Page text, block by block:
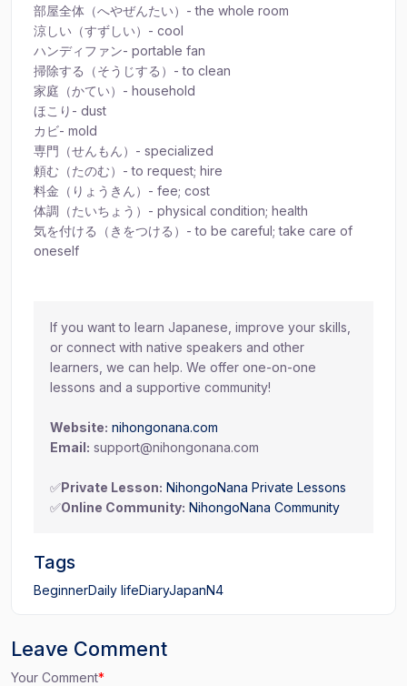
部屋全体（へやぜんたい）- the whole room
涼しい（すずしい）- cool
ハンディファン- portable fan
掃除する（そうじする）- to clean
家庭（かてい）- household
ほこり- dust
カビ- mold
専門（せんもん）- specialized
頼む（たのむ）- to request; hire
料金（りょうきん）- fee; cost
体調（たいちょう）- physical condition; health
気を付ける（きをつける）- to be careful; take care of
oneself
If you want to learn Japanese, improve your skills,
or connect with native speakers and other
learners, we can help. We offer one-on-one
lessons and a supportive community!
Website: nihongonana.com
Email: support@nihongonana.com
✅Private Lesson: NihongoNana Private Lessons
✅Online Community: NihongoNana Community
Tags
BeginnerDaily lifeDiaryJapanN4
Leave Comment
Your Comment*